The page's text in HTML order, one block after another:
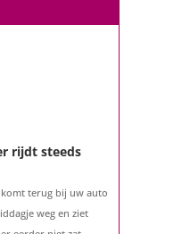
rijdt steeds
terug bij uw auto
weg en ziet